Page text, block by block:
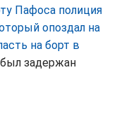
Пафоса полиция
опоздал на
на борт в
был задержан